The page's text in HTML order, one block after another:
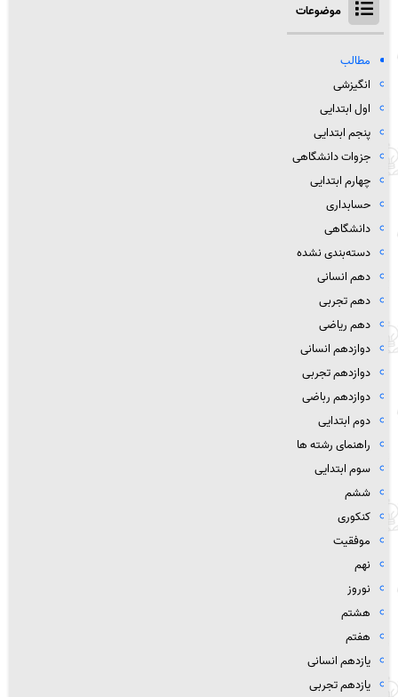
موضوعات
مطالب
انگیزشی
اول ابتدایی
پنجم ابتدایی
جزوات دانشگاهی
چهارم ابتدایی
حسابداری
دانشگاهی
دسته‌بندی نشده
دهم انسانی
دهم تجربی
دهم ریاضی
دوازدهم انسانی
دوازدهم تجربی
دوازدهم رباضی
دوم ابتدایی
راهنمای رشته ها
سوم ابتدایی
ششم
کنکوری
موفقیت
نهم
نوروز
هشتم
هفتم
یازدهم انسانی
یازدهم تجربی